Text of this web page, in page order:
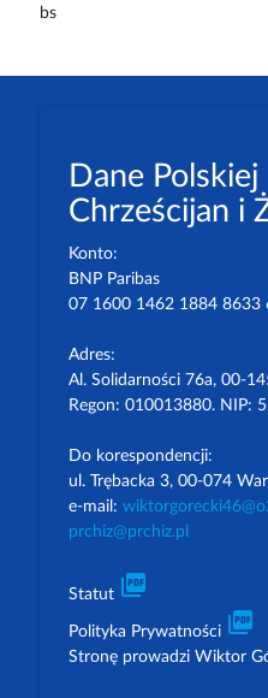
bs
Dane Polskiej
Chrześcijan i
Konto:
BNP Paribas
07 1600 1462 1884 8633
Adres:
Al. Solidarności 76a, 00-
Regon: 010013880. NIP:
Do korespondencji:
ul. Trębacka 3, 00-074
e-mail:
prchiz@prchiz.pl
Statut picture_as_pdf
Polityka Prywatności picture_as_pdf
Stronę prowadzi Wiktor